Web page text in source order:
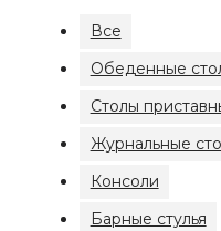
Все
Обеденные
Столы
Журнальные
Консоли
Барные стулья